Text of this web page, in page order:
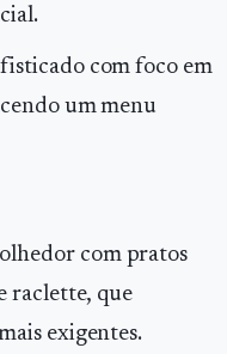
com foco em
um menu
com pratos
raclette, que
exigentes.